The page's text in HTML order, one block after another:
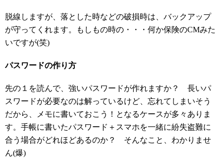
脱線しますが、落とした時などの破損時は、バックアップ
が守ってくれます。もしもの時の・・・何か保険のCMみた
いですが(笑)
パスワードの作り方
先の１を読んで、強いパスワードが作れますか？ 長いパ
スワードが必要なのは解っているけど、忘れてしまいそう
だから、メモに書いておこう！となるケースが多々ありま
す。手帳に書いたパスワード＋スマホを一緒に紛失盗難に
合う場合がどれほどあるのか？ そんなこと、わかりませ
ん(爆)